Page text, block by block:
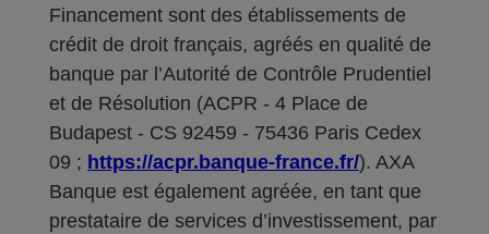
Financement sont des établissements de
crédit de droit français, agréés en qualité de
banque par l’Autorité de Contrôle Prudentiel
et de Résolution (ACPR - 4 Place de
Budapest - CS 92459 - 75436 Paris Cedex
09 ; https://acpr.banque-france.fr/). AXA
Banque est également agréée, en tant que
prestataire de services d’investissement, par